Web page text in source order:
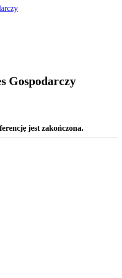
Gospodarczy
jest zakończona.